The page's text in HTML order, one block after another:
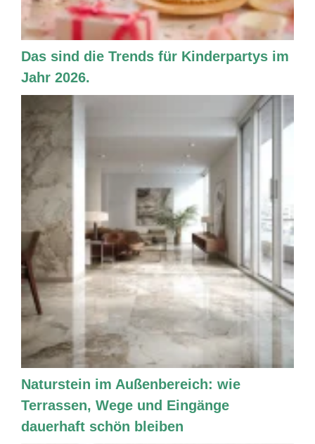
Das sind die Trends für Kinderpartys im
Jahr 2026.
Naturstein im Außenbereich: wie
Terrassen, Wege und Eingänge
dauerhaft schön bleiben